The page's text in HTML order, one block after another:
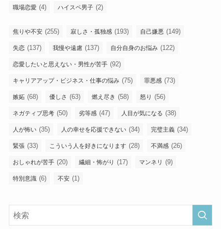
職場恋愛 (4) ハイスペ男子 (2)
焦りや不安 (255) 寂しさ・孤独感 (193) 自己嫌悪 (149)
失恋 (137) 我慢や遠慮 (137) 自分自身のお悩み (122)
恋愛したいと思えない・男性が苦手 (92)
キャリアアップ・ビジネス・仕事の悩み (75) 罪悪感 (73)
嫉妬 (68) 優しさ (63) 燃え尽き (58) 怒り (56)
ネガティブ思考 (50) 劣等感 (47) 人目が気になる (38)
人が怖い (35) 人の幸せを応援できない (34) 完璧主義 (34)
緊張 (33) こういう人を好きになります (28) 不満感 (26)
おしゃれが苦手 (20) 繊細・怖がり (17) マンネリ (9)
特別意識 (6) 不安 (1)